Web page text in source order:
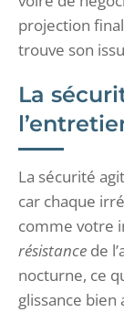
projection
trouve son
La
La sécurité
car chaque
comme votre
résistance de
nocturne, ce
glissance bien